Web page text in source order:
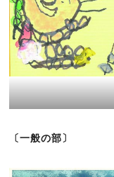
〔一般の部〕